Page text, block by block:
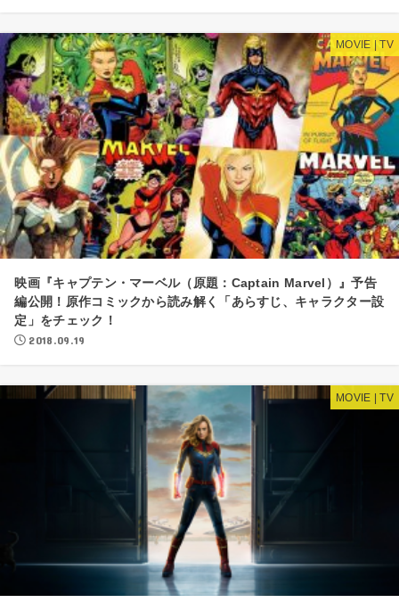
MOVIE | TV
映画『キャプテン・マーベル（原題：Captain Marvel）』予告
編公開！原作コミックから読み解く「あらすじ、キャラクター設
定」をチェック！
2018.09.19
MOVIE | TV